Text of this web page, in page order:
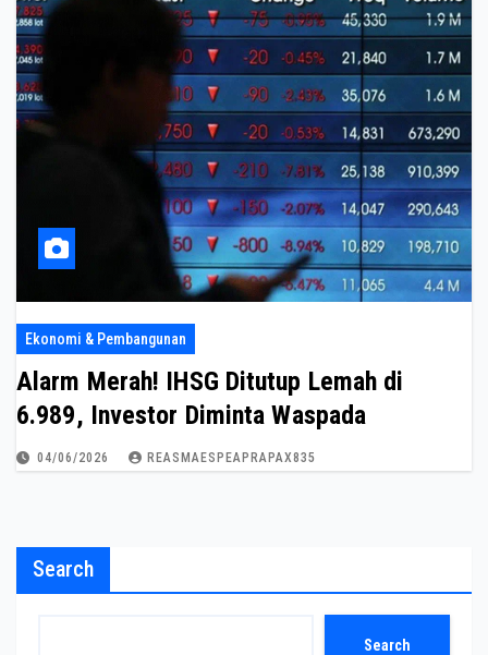
Ekonomi & Pembangunan
Alarm Merah! IHSG Ditutup Lemah di
6.989, Investor Diminta Waspada
04/06/2026 REASMAESPEAPRAPAX835
Search
Search